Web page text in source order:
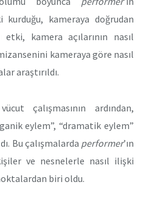
kameraya doğrudan
etki, kamera açılarının nasıl
kameraya göre nasıl
araştırıldı.
çalışmasının ardından,
eylem”, “dramatik eylem”
Bu çalışmalarda performer’ın
ve nesnelerle nasıl ilişki
biri oldu.